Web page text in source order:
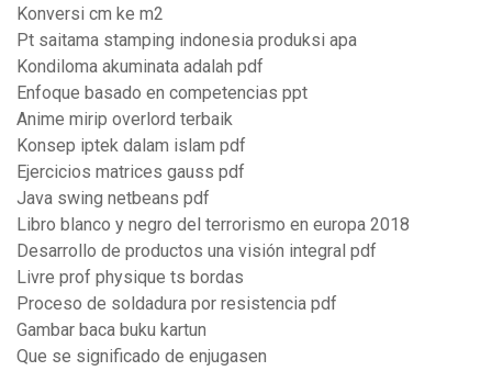
Konversi cm ke m2
Pt saitama stamping indonesia produksi apa
Kondiloma akuminata adalah pdf
Enfoque basado en competencias ppt
Anime mirip overlord terbaik
Konsep iptek dalam islam pdf
Ejercicios matrices gauss pdf
Java swing netbeans pdf
Libro blanco y negro del terrorismo en europa 2018
Desarrollo de productos una visión integral pdf
Livre prof physique ts bordas
Proceso de soldadura por resistencia pdf
Gambar baca buku kartun
Que se significado de enjugasen